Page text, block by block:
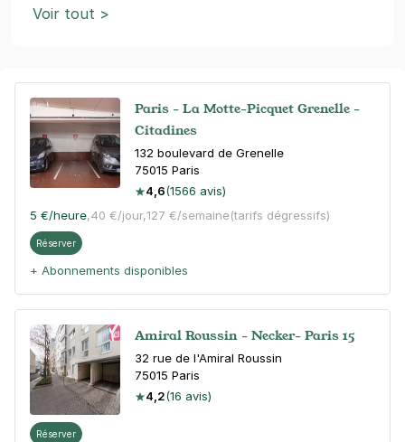
Paris - La Motte-Picquet Grenelle -
Citadines
132 boulevard de Grenelle
75015 Paris
4,6(1566 avis)
5 €/heure,40 €/jour,127 €/semaine(tarifs dégressifs)
Réserver
+ Abonnements disponibles
Amiral Roussin - Necker- Paris 15
32 rue de l'Amiral Roussin
75015 Paris
4,2(16 avis)
Réserver
Voir tout >